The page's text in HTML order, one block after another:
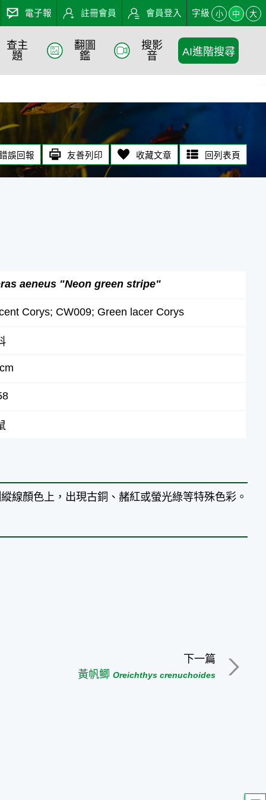
電子報 註冊會員 會員登入 字級 小 中 大
查主
題
翻圖
鑑
搜影
音
AI進階搜尋
誤回報 友善列印 收藏文章 回列表頁
aeneus "Neon green stripe"
Corys; CW009; Green lacer Corys
線顏色上，出現古銅、赭紅或螢光綠等特殊色彩。
下一篇
黃帆鲫 Oreichthys crenuchoides